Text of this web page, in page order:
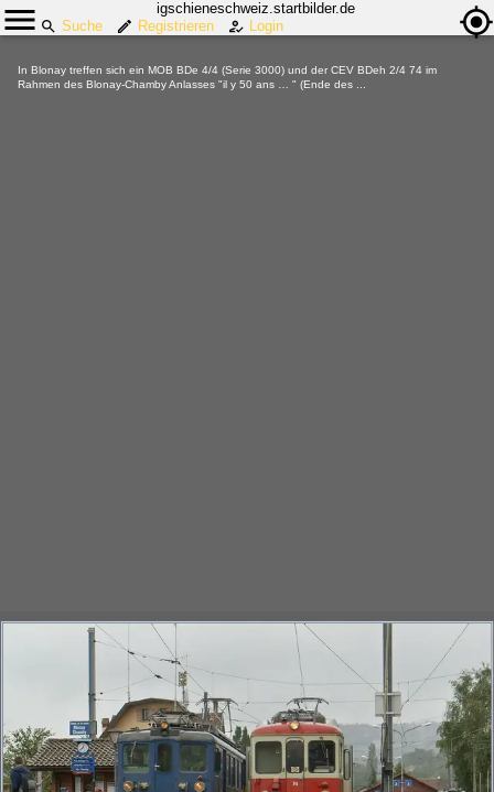
igschieneschweiz.startbilder.de
Suche
Registrieren Login
In Blonay treffen sich ein MOB BDe 4/4 (Serie 3000) und der CEV BDeh 2/4 74 im
Rahmen des Blonay-Chamby Anlasses "il y 50 ans … " (Ende des ...